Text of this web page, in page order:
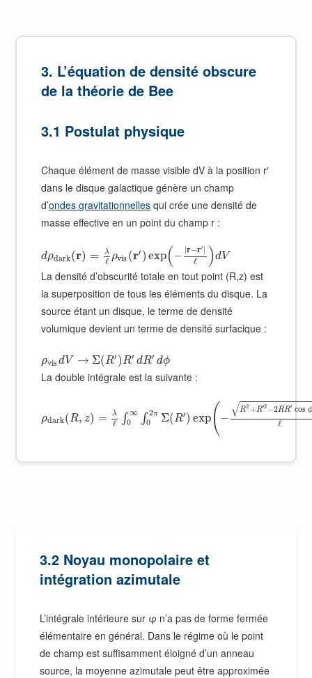
3. L’équation de densité obscure
de la théorie de Bee
3.1 Postulat physique
Chaque élément de masse visible dV à la position r′
dans le disque galactique génère un champ
d’ondes gravitationnelles qui crée une densité de
masse effective en un point du champ r :
dρdark(r) = λ
ℓ ρvis (r′ ) exp(− |r−r′
ℓ
)dV
La densité d’obscurité totale en tout point (R,z) est
la superposition de tous les éléments du disque. La
source étant un disque, le terme de densité
volumique devient un terme de densité surfacique :
ρvisdV → Σ(R′ )R′ dR′ dϕ
La double intégrale est la suivante :
ρdark(R, z) = λ
ℓ ∫ ∞
0
∫ 2π
0 Σ(R′) exp ( −
R2 +R′2 −2RR′ cos ϕ
√
ℓ
3.2 Noyau monopolaire et
intégration azimutale
L’intégrale intérieure sur φ n’a pas de forme fermée
élémentaire en général. Dans le régime où le point
de champ est suffisamment éloigné d’un anneau
source, la moyenne azimutale peut être approximée